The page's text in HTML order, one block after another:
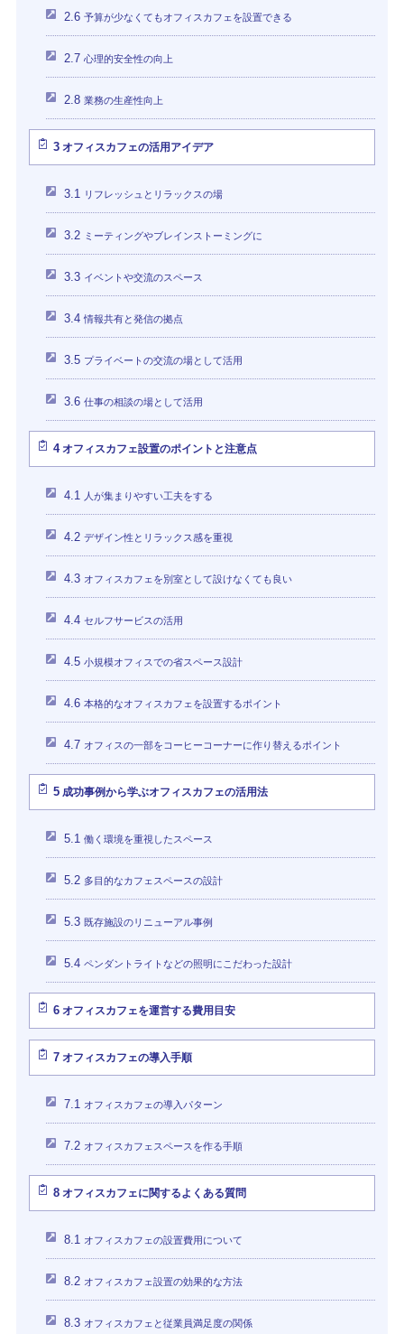
2.6 予算が少なくてもオフィスカフェを設置できる
2.7 心理的安全性の向上
2.8 業務の生産性向上
3オフィスカフェの活用アイデア
3.1 リフレッシュとリラックスの場
3.2 ミーティングやブレインストーミングに
3.3 イベントや交流のスペース
3.4 情報共有と発信の拠点
3.5 プライベートの交流の場として活用
3.6 仕事の相談の場として活用
4オフィスカフェ設置のポイントと注意点
4.1 人が集まりやすい工夫をする
4.2 デザイン性とリラックス感を重視
4.3 オフィスカフェを別室として設けなくても良い
4.4 セルフサービスの活用
4.5 小規模オフィスでの省スペース設計
4.6 本格的なオフィスカフェを設置するポイント
4.7 オフィスの一部をコーヒーコーナーに作り替えるポイント
5成功事例から学ぶオフィスカフェの活用法
5.1 働く環境を重視したスペース
5.2 多目的なカフェスペースの設計
5.3 既存施設のリニューアル事例
5.4 ペンダントライトなどの照明にこだわった設計
6オフィスカフェを運営する費用目安
7オフィスカフェの導入手順
7.1 オフィスカフェの導入パターン
7.2 オフィスカフェスペースを作る手順
8オフィスカフェに関するよくある質問
8.1 オフィスカフェの設置費用について
8.2 オフィスカフェ設置の効果的な方法
8.3 オフィスカフェと従業員満足度の関係